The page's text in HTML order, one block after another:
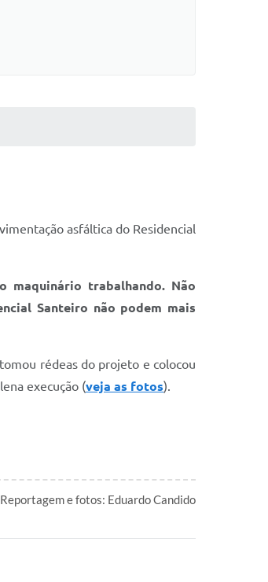
asfáltica do Residencial
maquinário trabalhando. Não
Santeiro não podem mais
rédeas do projeto e colocou
execução (veja as fotos).
e fotos: Eduardo Candido